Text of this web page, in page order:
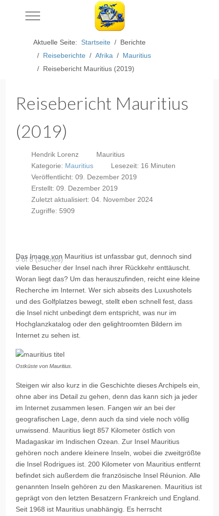
Mobile Menu Toggle
Aktuelle Seite: Startseite
Berichte
Reiseberichte
Afrika
Mauritius
Reisebericht Mauritius (2019)
Reisebericht Mauritius
(2019)
Hendrik Lorenz
Mauritius
Kategorie: Mauritius
Lesezeit: 16 Minuten
Veröffentlicht: 09. Dezember 2019
Erstellt: 09. Dezember 2019
Zuletzt aktualisiert: 04. November 2024
Zugriffe: 5909
5 of 5 (3 Votes)
Das Image von Mauritius ist unfassbar gut, dennoch sind
viele Besucher der Insel nach ihrer Rückkehr enttäuscht.
Woran liegt das? Um das herauszufinden, reicht eine kleine
Recherche im Internet. Wer sich abseits des Luxushotels
und des Golfplatzes bewegt, stellt eben schnell fest, dass
die Insel nicht unbedingt dem entspricht, was nur im
Hochglanzkatalog oder den gelightroomten Bildern im
Internet zu sehen ist.
Ostküste von Mauritius.
Steigen wir also kurz in die Geschichte dieses Archipels ein,
ohne aber ins Detail zu gehen, denn das kann sich ja jeder
im Internet zusammen lesen. Fangen wir an bei der
geografischen Lage, denn auch da sind viele noch völlig
unwissend. Mauritius liegt 857 Kilometer östlich von
Madagaskar im Indischen Ozean. Zur Insel Mauritius
gehören noch andere kleinere Inseln, wobei die zweitgrößte
die Insel Rodrigues ist. 200 Kilometer von Mauritius entfernt
befindet sich außerdem die französische Insel Réunion. Alle
genannten Inseln gehören zu den Maskarenen . Mauritius ist
geprägt von den letzten Besatzern Frankreich und England.
Seit 1968 ist Mauritius unabhängig. Es herrscht